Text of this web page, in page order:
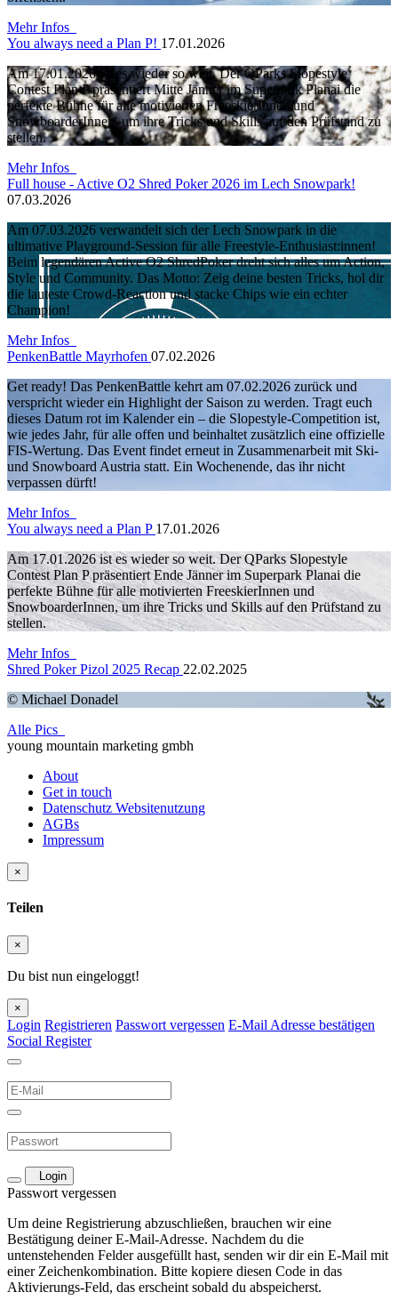
Mehr Infos
You always need a Plan P! 17.01.2026
Am 17.01.2026 ist es wieder so weit. Der QParks Slopestyle
Contest Plan P präsentiert Mitte Jänner im Superpark Planai die
perfekte Bühne für alle motivierten FreeskierInnen und
SnowboarderInnen, um ihre Tricks und Skills auf den Prüfstand zu
stellen.
Mehr Infos
Full house - Active O2 Shred Poker 2026 im Lech Snowpark!
07.03.2026
Am 07.03.2026 verwandelt sich der Lech Snowpark in die
ultimative Playground-Session für alle Freestyle-Enthusiast:innen!
Beim legendären Active O2 ShredPoker dreht sich alles um Action,
Style und Community. Das Motto: Zeig deine besten Tricks, hol dir
die lauteste Crowd-Reaction und stacke Chips wie ein echter
Champion!
Mehr Infos
PenkenBattle Mayrhofen 07.02.2026
Get ready! Das PenkenBattle kehrt am 07.02.2026 zurück und
verspricht wieder ein Highlight der Saison zu werden. Tragt euch
dieses Datum rot im Kalender ein – die Slopestyle-Competition ist,
wie jedes Jahr, für alle offen und beinhaltet zusätzlich eine offizielle
FIS-Wertung. Das Event findet erneut in Zusammenarbeit mit Ski-
und Snowboard Austria statt. Ein Wochenende, das ihr nicht
verpassen dürft!
Mehr Infos
You always need a Plan P 17.01.2026
Am 17.01.2026 ist es wieder so weit. Der QParks Slopestyle
Contest Plan P präsentiert Ende Jänner im Superpark Planai die
perfekte Bühne für alle motivierten FreeskierInnen und
SnowboarderInnen, um ihre Tricks und Skills auf den Prüfstand zu
stellen.
Mehr Infos
Shred Poker Pizol 2025 Recap 22.02.2025
© Michael Donadel
Alle Pics
young mountain marketing gmbh
About
Get in touch
Datenschutz Websitenutzung
AGBs
Impressum
×
Teilen
×
Du bist nun eingeloggt!
×
Login Registrieren Passwort vergessen E-Mail Adresse bestätigen
Social Register
Login
Passwort vergessen
Um deine Registrierung abzuschließen, brauchen wir eine
Bestätigung deiner E-Mail-Adresse. Nachdem du die
untenstehenden Felder ausgefüllt hast, senden wir dir ein E-Mail mit
einer Zeichenkombination. Bitte kopiere diesen Code in das
Aktivierungs-Feld, das erscheint sobald du abspeicherst.